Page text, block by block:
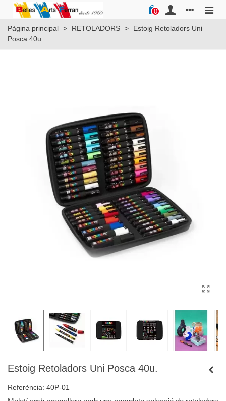
0
Pàgina principal > RETOLADORS >
Estoig Retoladors Uni
Posca 40u.
Estoig Retoladors Uni Posca 40u.
Referència: 40P-01